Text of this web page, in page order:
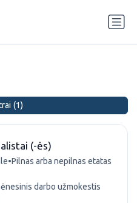
(-ės)
•Pilnas arba nepilnas etatas
darbo užmokestis
(1)